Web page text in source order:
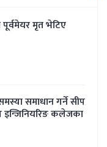
मृत भेटिए
समाधान गर्ने सीप
इन्जिनियरिङ कलेजका